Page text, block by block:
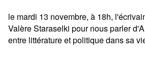
le mardi 13 novembre, à 18h,
Valère Staraselki pour nous parler
entre littérature et politique dans sa